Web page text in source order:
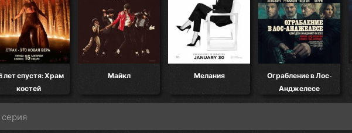
лет спустя: Храм
костей
Майкл Мелания
Ограбление в Лос-
Анджелесе
серия